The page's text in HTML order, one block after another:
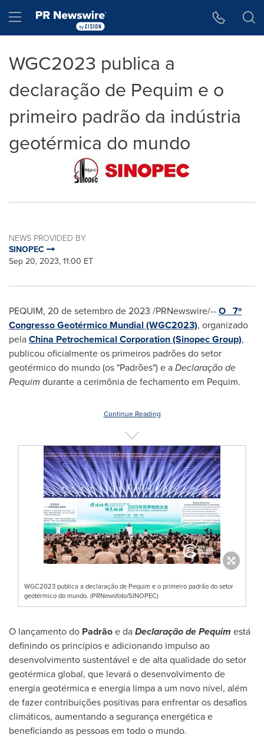
Hamburger menu
WGC2023 publica a
declaração de Pequim e o
primeiro padrão da indústria
geotérmica do mundo
NEWS PROVIDED BY
SINOPEC
Sep 20, 2023, 11:00 ET
PEQUIM, 20 de setembro de 2023 /PRNewswire/--O 7º
Congresso Geotérmico Mundial (WGC2023), organizado
pelaChina Petrochemical Corporation (Sinopec Group),
publicou oficialmente os primeiros padrões do setor
geotérmico do mundo (os "Padrões") e aDeclaração de
Pequim durante a cerimônia de fechamento em Pequim.
Continue Reading
WGC2023 publica a declaração de Pequim e o primeiro padrão do setor
geotérmico do mundo. (PRNewsfoto/SINOPEC)
O lançamento do Padrãoe daDeclaração de Pequim está
definindo os princípios e adicionando impulso ao
desenvolvimento sustentável e de alta qualidade do setor
geotérmica global, que levará o desenvolvimento de
energia geotérmica e energia limpa a um novo nível, além
de fazer contribuições positivas para enfrentar os desafios
climáticos, aumentando a segurança energética e
beneficiando as pessoas em todo o mundo.